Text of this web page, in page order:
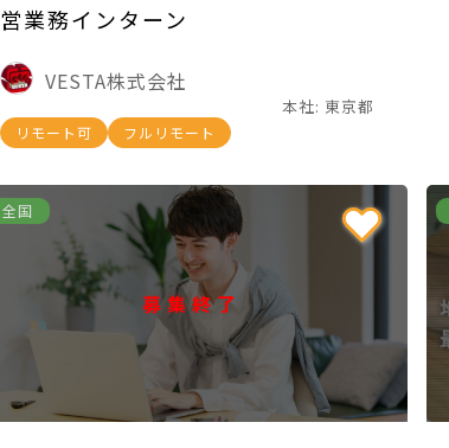
営業務インターン
VESTA株式会社
本社: 東京都
リモート可 フルリモート
全国
募集終了